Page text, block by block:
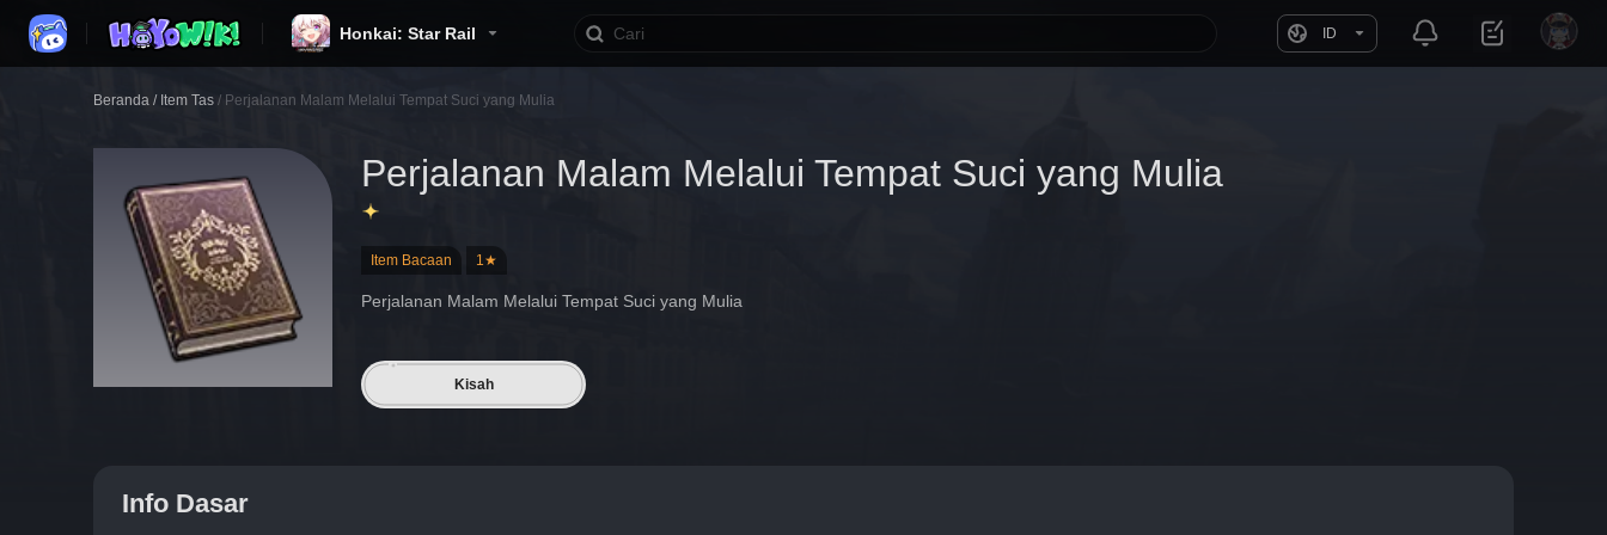
Honkai: Star Rail ID
Beranda / Item Tas / Perjalanan Malam Melalui Tempat Suci yang Mulia
Perjalanan Malam Melalui Tempat Suci yang Mulia
Item Bacaan 1★
Perjalanan Malam Melalui Tempat Suci yang Mulia
Kisah
Info Dasar